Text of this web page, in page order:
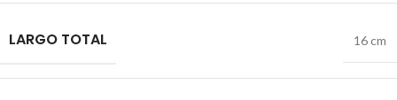
LARGO TOTAL 16 cm